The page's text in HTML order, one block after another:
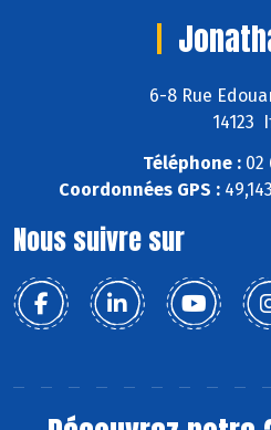
6-8 Rue
14123
Téléphone :02
Coordonnées GPS :
Nous suivre sur